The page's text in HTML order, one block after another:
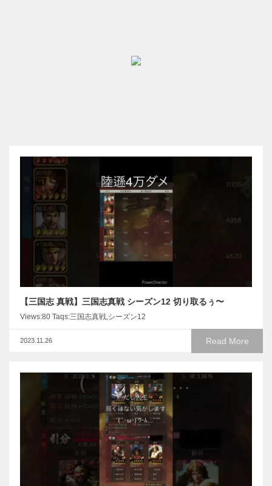
【三国志 真戦】三国志真戦 シーズン12 切り取るぅ〜
Views:80 Taqs:三国志真戦,シーズン12
Read More
2023.11.26